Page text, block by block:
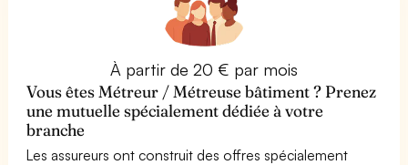
À partir de 20 € par mois
Vous êtes Métreur / Métreuse bâtiment ? Prenez
une mutuelle spécialement dédiée à votre
branche
Les assureurs ont construit des offres spécialement